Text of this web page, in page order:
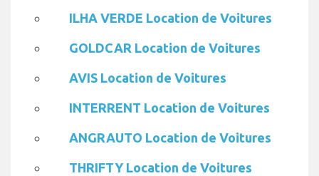
ILHA VERDE Location de Voitures
GOLDCAR Location de Voitures
AVIS Location de Voitures
INTERRENT Location de Voitures
ANGRAUTO Location de Voitures
THRIFTY Location de Voitures